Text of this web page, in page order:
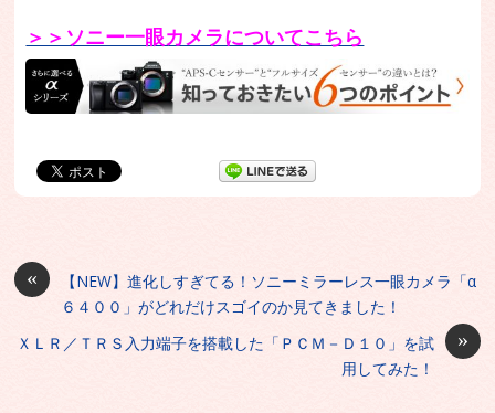
＞＞ソニー一眼カメラについてこちら
«
【NEW】進化しすぎてる！ソニーミラーレス一眼カメラ「α
６４００」がどれだけスゴイのか見てきました！
»
ＸＬＲ／ＴＲＳ入力端子を搭載した「ＰＣＭ－Ｄ１０」を試
用してみた！